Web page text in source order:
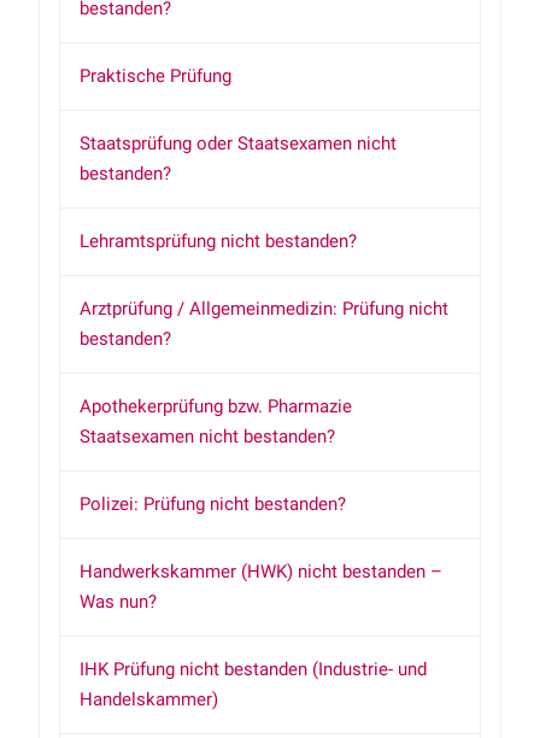
bestanden?
Praktische Prüfung
Staatsprüfung oder Staatsexamen nicht
bestanden?
Lehramtsprüfung nicht bestanden?
Arztprüfung / Allgemeinmedizin: Prüfung nicht
bestanden?
Apothekerprüfung bzw. Pharmazie
Staatsexamen nicht bestanden?
Polizei: Prüfung nicht bestanden?
Handwerkskammer (HWK) nicht bestanden –
Was nun?
IHK Prüfung nicht bestanden (Industrie- und
Handelskammer)